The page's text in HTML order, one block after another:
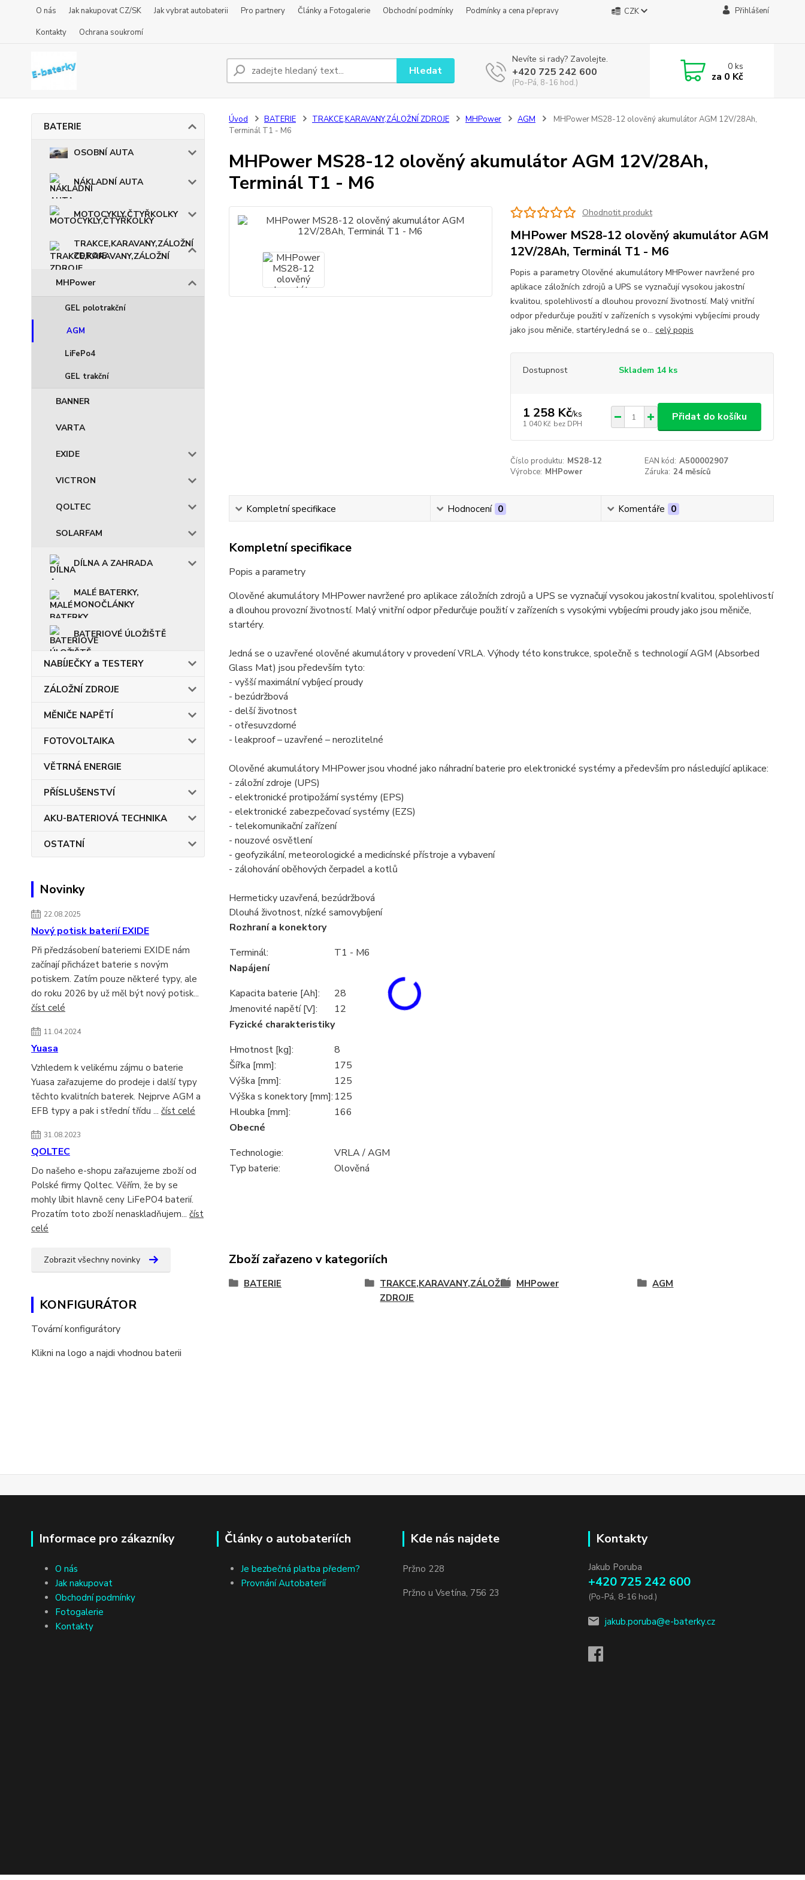
O nás Jak nakupovat CZ/SK Jak vybrat autobaterii Pro partnery Články a Fotogalerie Obchodní podmínky
Podmínky a cena přepravy
Kontakty
Ochrana soukromí
CZK Přihlášení
Hledat
Nevíte si rady? Zavolejte.
+420 725 242 600
(Po-Pá, 8-16 hod.)
0ks
za 0 Kč
BATERIE
OSOBNÍ AUTA
NÁKLADNÍ AUTA
MOTOCYKLY,ČTYŘKOLKY
TRAKCE,KARAVANY,ZÁLOŽNÍ
ZDROJE
MHPower
GEL polotrakční
AGM
LiFePo4
GEL trakční
BANNER
VARTA
EXIDE
VICTRON
QOLTEC
SOLARFAM
DÍLNA A ZAHRADA
MALÉ BATERKY,
MONOČLÁNKY
BATERIOVÉ ÚLOŽIŠTĚ
NABÍJEČKY a TESTERY
ZÁLOŽNÍ ZDROJE
MĚNIČE NAPĚTÍ
FOTOVOLTAIKA
VĚTRNÁ ENERGIE
PŘÍSLUŠENSTVÍ
AKU-BATERIOVÁ TECHNIKA
OSTATNÍ
Novinky
22.08.2025
Nový potisk baterií EXIDE
Při předzásobení bateriemi EXIDE nám
začínají přicházet baterie s novým
potiskem. Zatím pouze některé typy, ale
do roku 2026 by už měl být nový potisk...
číst celé
11.04.2024
Yuasa
Vzhledem k velikému zájmu o baterie
Yuasa zařazujeme do prodeje i další typy
těchto kvalitních baterek. Nejprve AGM a
EFB typy a pak i střední třídu ... číst celé
31.08.2023
QOLTEC
Do našeho e-shopu zařazujeme zboží od
Polské firmy Qoltec. Věřím, že by se
mohly líbit hlavně ceny LiFePO4 baterií.
Prozatím toto zboží nenaskladňujem... číst
celé
Zobrazit všechny novinky
KONFIGURÁTOR
Tovární konfigurátory
Klikni na logo a najdi vhodnou baterii
Úvod BATERIE TRAKCE,KARAVANY,ZÁLOŽNÍ ZDROJE MHPower AGM
MHPower MS28-12 olověný akumulátor AGM 12V/28Ah,
Terminál T1 - M6
MHPower MS28-12 olověný akumulátor AGM 12V/28Ah,
Terminál T1 - M6
Ohodnotit produkt
MHPower MS28-12 olověný akumulátor AGM
12V/28Ah, Terminál T1 - M6
Popis a parametry Olověné akumulátory MHPower navržené pro
aplikace záložních zdrojů a UPS se vyznačují vysokou jakostní
kvalitou, spolehlivostí a dlouhou provozní životností. Malý vnitřní
odpor předurčuje použití v zařízeních s vysokými vybíjecími proudy
jako jsou měniče, startéry.Jedná se o... celý popis
Dostupnost Skladem 14 ks
1 258 Kč/ks
1 040 Kč bez DPH
Přidat do košíku
Číslo produktu: MS28-12 EAN kód: A500002907
Výrobce: MHPower Záruka: 24 měsíců
Kompletní specifikace Hodnocení 0 Komentáře 0
Kompletní specifikace
Popis a parametry
Olověné akumulátory MHPower navržené pro aplikace záložních zdrojů a UPS se vyznačují vysokou jakostní kvalitou, spolehlivostí
a dlouhou provozní životností. Malý vnitřní odpor předurčuje použití v zařízeních s vysokými vybíjecími proudy jako jsou měniče,
startéry.
Jedná se o uzavřené olověné akumulátory v provedení VRLA. Výhody této konstrukce, společně s technologií AGM (Absorbed
Glass Mat) jsou především tyto:
- vyšší maximální vybíjecí proudy
- bezúdržbová
- delší životnost
- otřesuvzdorné
- leakproof – uzavřené – nerozlitelné
Olověné akumulátory MHPower jsou vhodné jako náhradní baterie pro elektronické systémy a především pro následující aplikace:
- záložní zdroje (UPS)
- elektronické protipožární systémy (EPS)
- elektronické zabezpečovací systémy (EZS)
- telekomunikační zařízení
- nouzové osvětlení
- geofyzikální, meteorologické a medicínské přístroje a vybavení
- zálohování oběhových čerpadel a kotlů
Hermeticky uzavřená, bezúdržbová
Dlouhá životnost, nízké samovybíjení
Rozhraní a konektory
Terminál:
T1 - M6
Napájení
Kapacita baterie [Ah]:
28
Jmenovité napětí [V]:
12
Fyzické charakteristiky
Hmotnost [kg]:
8
Šířka [mm]:
175
Výška [mm]:
125
Výška s konektory [mm]: 125
Hloubka [mm]:
166
Obecné
Technologie:
VRLA / AGM
Typ baterie:
Olověná
Zboží zařazeno v kategoriích
BATERIE
TRAKCE,KARAVANY,ZÁLOŽNÍ
ZDROJE
MHPower AGM
Informace pro zákazníky
O nás
Jak nakupovat
Obchodní podmínky
Fotogalerie
Kontakty
Články o autobateriích
Je bezbečná platba předem?
Provnání Autobateríí
Kde nás najdete
Pržno 228
Pržno u Vsetína, 756 23
Kontakty
Jakub Poruba
+420 725 242 600
(Po-Pá, 8-16 hod.)
jakub.poruba@e-baterky.cz